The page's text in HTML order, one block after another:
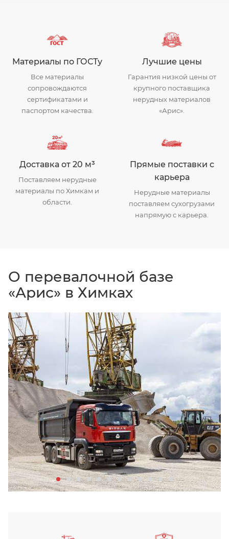
Материалы по ГОСТу
Все материалы
сопровождаются
сертификатами и
паспортом качества.
Лучшие цены
Гарантия низкой цены от
крупного поставщика
нерудных материалов
«Арис».
Доставка от 20 м³
Поставляем нерудные
материалы по Химкам и
области.
Прямые поставки с
карьера
Нерудные материалы
поставляем сухогрузами
напрямую с карьера.
О перевалочной базе
«Арис» в Химках
щебень гранитный